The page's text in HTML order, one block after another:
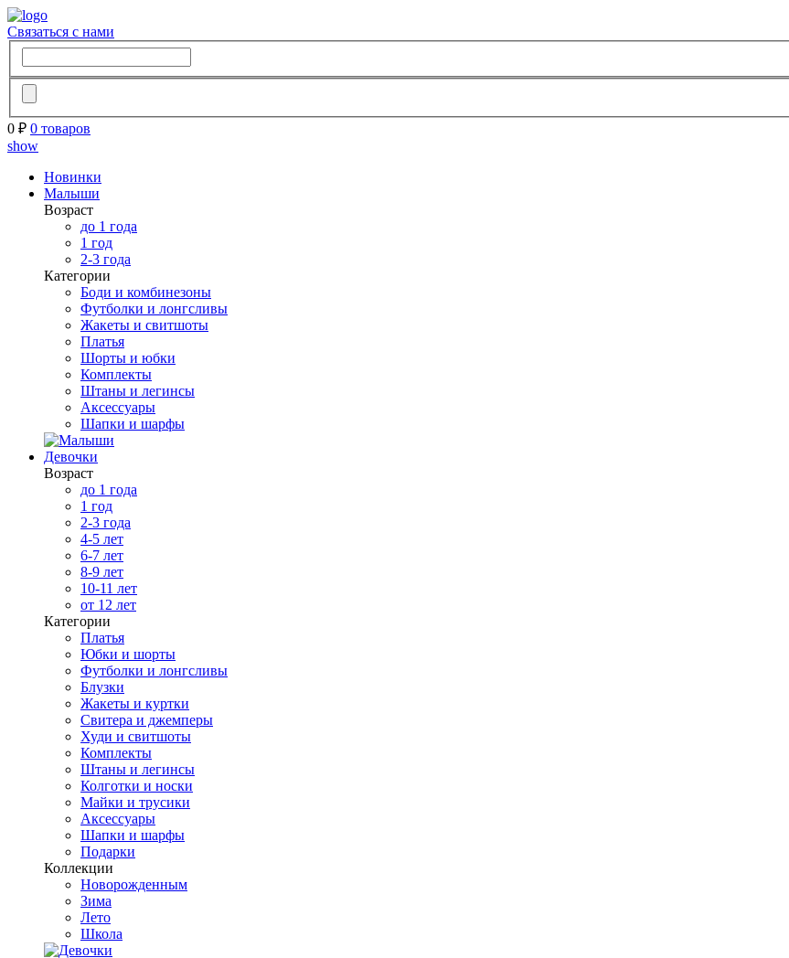
Связаться с нами
0 ₽ 0 товаров
show
Новинки
Малыши
Возраст
до 1 года
1 год
2-3 года
Категории
Боди и комбинезоны
Футболки и лонгсливы
Жакеты и свитшоты
Платья
Шорты и юбки
Комплекты
Штаны и легинсы
Аксессуары
Шапки и шарфы
Девочки
Возраст
до 1 года
1 год
2-3 года
4-5 лет
6-7 лет
8-9 лет
10-11 лет
от 12 лет
Категории
Платья
Юбки и шорты
Футболки и лонгсливы
Блузки
Жакеты и куртки
Свитера и джемперы
Худи и свитшоты
Комплекты
Штаны и легинсы
Колготки и носки
Майки и трусики
Аксессуары
Шапки и шарфы
Подарки
Коллекции
Новорожденным
Зима
Лето
Школа